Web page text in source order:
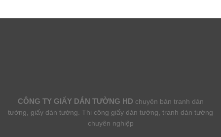
CÔNG TY GIẤY DÁN TƯỜNG HD chuyên bán tranh dán
tường, giấy dán tường. Thi công giấy dán tường, tranh dán tường
chuyên nghiệp